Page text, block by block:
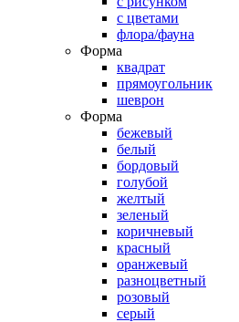
с цветами
флора/фауна
Форма
квадрат
прямоугольник
шеврон
Форма
бежевый
белый
бордовый
голубой
желтый
зеленый
коричневый
красный
оранжевый
разноцветный
розовый
серый